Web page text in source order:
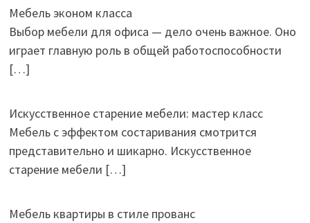
Мебель эконом класса
Выбор мебели для офиса — дело очень важное. Оно
играет главную роль в общей работоспособности
[…]
Искусственное старение мебели: мастер класс
Мебель с эффектом состаривания смотрится
представительно и шикарно. Искусственное
старение мебели […]
Мебель квартиры в стиле прованс